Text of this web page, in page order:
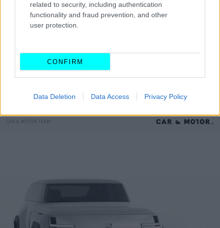
related to security, including authentication
functionality and fraud prevention, and other
user protection.
CONFIRM
Data Deletion Data Access Privacy Policy